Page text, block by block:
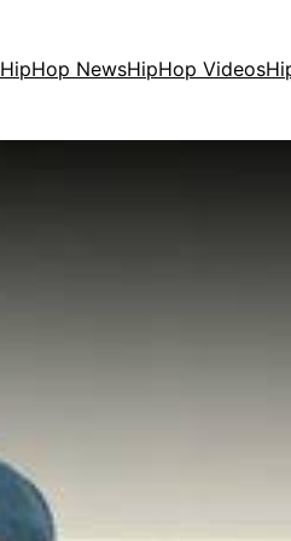
HipHop NewsHipHop Videos